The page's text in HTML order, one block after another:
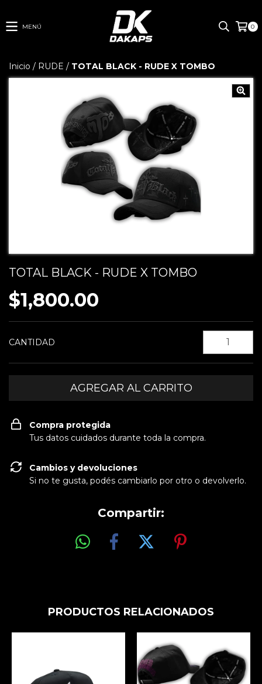
MENÚ 0
Inicio / RUDE / TOTAL BLACK - RUDE X TOMBO
TOTAL BLACK - RUDE X TOMBO
$1,800.00
CANTIDAD
Compra protegida
Tus datos cuidados durante toda la compra.
Cambios y devoluciones
Si no te gusta, podés cambiarlo por otro o devolverlo.
Compartir:
PRODUCTOS RELACIONADOS